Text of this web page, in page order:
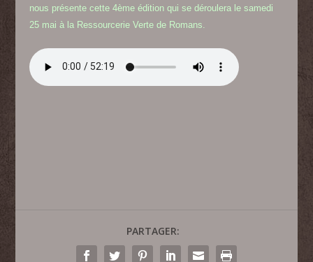
nous présente cette4ème édition qui se déroulera le samedi
25 mai à la Ressourcerie Verte de Romans.
PARTAGER: